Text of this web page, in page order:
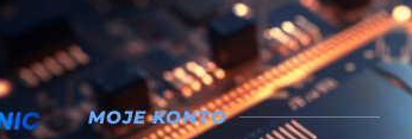
MOJE KONTO